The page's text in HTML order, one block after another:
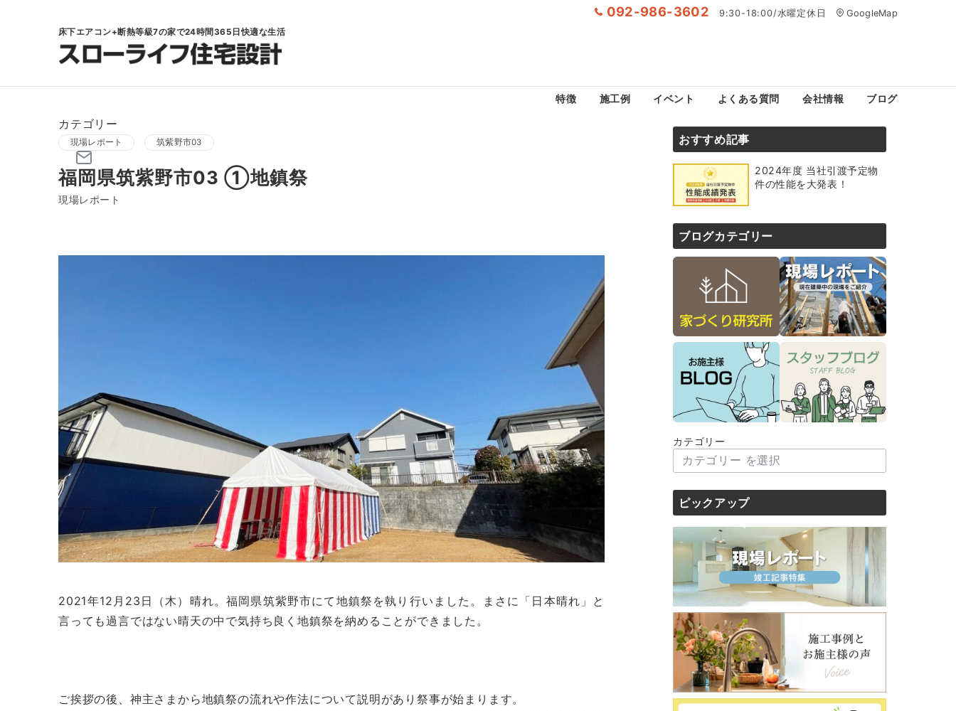
092-986-3602 9:30-18:00/水曜定休日 GoogleMap
床下エアコン+断熱等級7の家で24時間365日快適な生活
特徴 施工例 イベント よくある質問 会社情報 ブログ
カテゴリー
現場レポート 筑紫野市03
福岡県筑紫野市03 ①地鎮祭
現場レポート
2021年12月23日（木）晴れ。福岡県筑紫野市にて地鎮祭を執り行いました。まさに「日本晴れ」と
言っても過言ではない晴天の中で気持ち良く地鎮祭を納めることができました。
ご挨拶の後、神主さまから地鎮祭の流れや作法について説明があり祭事が始まります。
おすすめ記事
2024年度 当社引渡予定物
件の性能を大発表！
ブログカテゴリー
カテゴリー
ピックアップ